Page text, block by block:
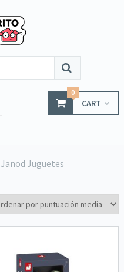
CART
0
Janod Juguetes